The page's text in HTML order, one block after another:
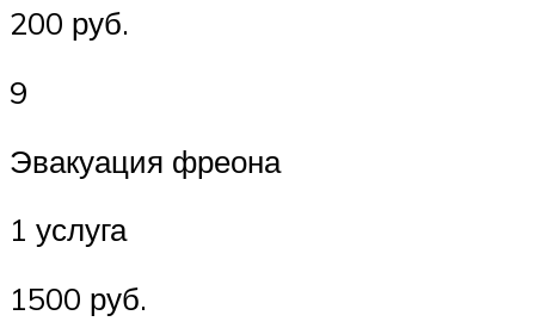
200 руб.
9
Эвакуация фреона
1 услуга
1500 руб.